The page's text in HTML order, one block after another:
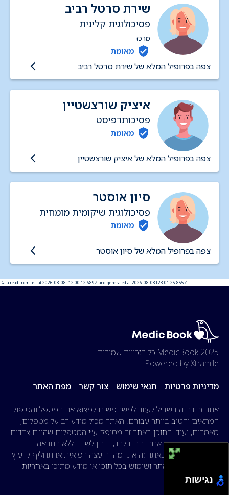
שירת סרטל רביב
פסיכולוגית קלינית
מרכז
מאומת
צפה בפרופיל המלא של שירת סרטל רביב
איציק שורצשטיין
פסיכותרפיסט
מאומת
צפה בפרופיל המלא של איציק שורצשטיין
סיון אוסטר
פסיכולוגית שיקומית מומחית
מאומת
צפה בפרופיל המלא של סיון אוסטר
Data read from list at 2026-08-08T12:00:12.689Z and generated at 2026-08-08T23:01:25.855Z
2025 MedicBook
כל הזכויות שמורות
Powered by Xtramile
מדיניות פרטיות תנאי שימוש צור קשר מפת האתר
אתר זה נבנה בשביל לעזור למשתמשים למצוא את המטפל והטיפול
המתאים והטוב ביותר עבורם. האתר מכיל מידע רב על מטפלים,
מאמרים, ועוד. התוכן באתר זה מסופק ע״י המטפלים שהינם צדדים
שלישיים, המידע באחריותם בלבד, וניתן לשינוי ללא התראה
מוקדמת. המידע באתר זה אינו מהווה עצה רפואית או תחליף לייעוץ
רפואי. הגלישה באתר ושימוש בכל תוכן או מידע מתוכו באחריות
הגולש בלבד.
נגישות